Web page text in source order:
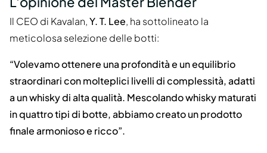
Il CEO di Kavalan,Y. T. Lee, ha sottolineato la
meticolosa selezione delle botti:
“Volevamo ottenere una profondità e un equilibrio
straordinari con molteplici livelli di complessità, adatti
a un whisky di alta qualità. Mescolando whisky maturati
in quattro tipi di botte, abbiamo creato un prodotto
finale armonioso e ricco”.